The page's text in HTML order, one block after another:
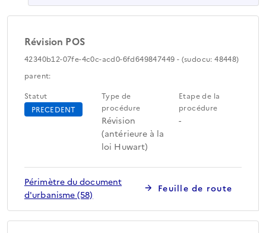
Révision POS
42340b12-07fe-4c0c-acd0-6fd649847449 - (sudocu: 48448)
parent:
Statut
PRECEDENT
Type de
procédure
Révision
(antérieure à la
loi Huwart)
Etape de la
procédure
-
Périmètre du document
d'urbanisme (58)
Feuille de route